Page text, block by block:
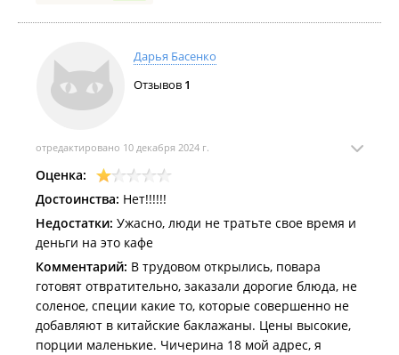
Дарья Басенко
Отзывов 1
отредактировано 10 декабря 2024 г.
Оценка:
Достоинства: Нет!!!!!!
Недостатки: Ужасно, люди не тратьте свое время и
деньги на это кафе
Комментарий: В трудовом открылись, повара
готовят отвратительно, заказали дорогие блюда, не
соленое, специи какие то, которые совершенно не
добавляют в китайские баклажаны. Цены высокие,
порции маленькие. Чичерина 18 мой адрес, я